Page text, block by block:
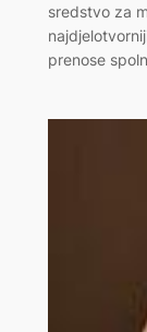
sredstvo za
prenose